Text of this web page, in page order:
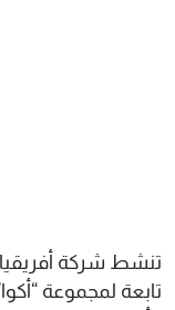
تابعة لمجموعة